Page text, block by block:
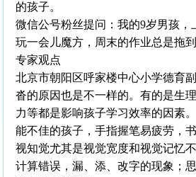
的孩子。
微信公号粉丝提问：我的9岁男孩
玩一会儿魔方，周末的作业总是拖
专家观点
北京市朝阳区呼家楼中心小学德育
沓的原因也是不一样的。有的是生
力等都是影响孩子学习效率的因素
能不佳的孩子，手指握笔易疲劳，
视知觉尤其是视觉宽度和视觉记忆
计算错误，漏、添、改字的现象；